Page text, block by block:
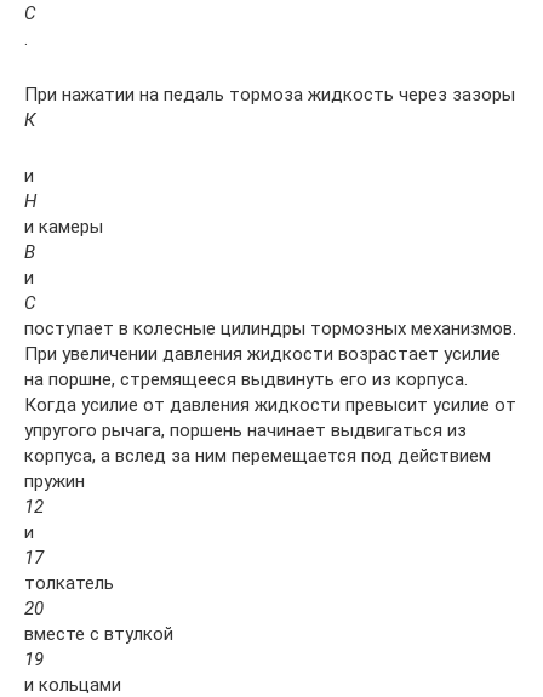
С
.
При нажатии на педаль тормоза жидкость через зазоры
К
и
Н
и камеры
В
и
С
поступает в колесные цилиндры тормозных механизмов.
При увеличении давления жидкости возрастает усилие
на поршне, стремящееся выдвинуть его из корпуса.
Когда усилие от давления жидкости превысит усилие от
упругого рычага, поршень начинает выдвигаться из
корпуса, а вслед за ним перемещается под действием
пружин
12
и
17
толкатель
20
вместе с втулкой
19
и кольцами